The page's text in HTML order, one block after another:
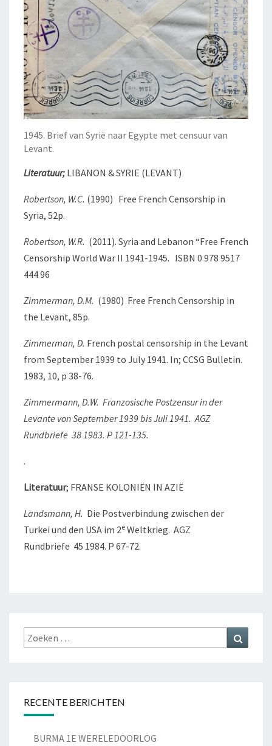
1945. Brief van Syrië naar Egypte met censuur van
Levant.
Literatuur; LIBANON & SYRIE (LEVANT)
Robertson, W.C. (1990) Free French Censorship in
Syria, 52p.
Robertson, W.R. (2011). Syria and Lebanon “Free French
Censorship World War II 1941-1945. ISBN 0 978 9517
444 96
Zimmerman, D.M. (1980) Free French Censorship in
the Levant, 85p.
Zimmerman, D. French postal censorship in the Levant
from September 1939 to July 1941. In; CCSG Bulletin.
1983, 10, p 38-76.
Zimmermann, D.W. Franzosische Postzensur in der
Levante von September 1939 bis Juli 1941. AGZ
Rundbriefe 38 1983. P 121-135.
.
Literatuur; FRANSE KOLONIËN IN AZIË
Landsmann, H. Die Postverbindung zwischen der
Turkei und den USA im 2e Weltkrieg. AGZ
Rundbriefe 45 1984. P 67-72.
Zoeken
naar:
RECENTE BERICHTEN
BURMA 1E WERELEDOORLOG